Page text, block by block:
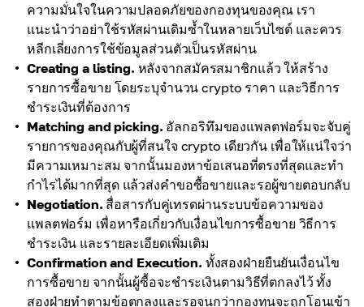
ความมั่นใจในความปลอดภัยของกองทุนของคุณ เรา
แนะนำว่าอย่าใช้รหัสผ่านเดิมซ้ำในหลายเว็บไซต์ และควร
หลีกเลี่ยงการใช้ข้อมูลส่วนตัวเป็นรหัสผ่าน
Creating a listing. หลังจากสมัครสมาชิกแล้ว ให้สร้าง
รายการซื้อขาย โดยระบุจำนวน crypto ราคา และวิธีการ
ชำระเงินที่ต้องการ
Matching and picking. อัลกอริทึมของแพลตฟอร์มจะจับคู่
รายการของคุณกับผู้ที่สนใจ crypto เดียวกัน เพื่อให้แน่ใจว่า
มีความเหมาะสม จากนั้นมองหาข้อเสนอที่ตรงที่สุดและทำ
กำไรได้มากที่สุด แล้วส่งคำขอซื้อขายและรอผู้ขายตอบกลับ
Negotiation. สื่อสารกับคู่เทรดผ่านระบบข้อความของ
แพลตฟอร์ม เพื่อหารือเกี่ยวกับเงื่อนไขการซื้อขาย วิธีการ
ชำระเงิน และรายละเอียดเพิ่มเติม
Confirmation and Execution. ทั้งสองฝ่ายยืนยันเงื่อนไข
การซื้อขาย จากนั้นผู้ซื้อจะชำระเงินตามวิธีที่ตกลงไว้ ทั้ง
สองฝ่ายทำตามข้อตกลงและรอจนกว่ากองทุนจะถูกโอนเข้า